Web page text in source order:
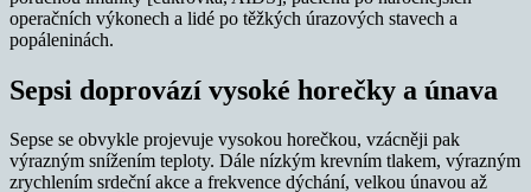
operačních výkonech a lidé po těžkých úrazových stavech a
popáleninách.
Sepsi doprovází vysoké horečky a únava
Sepse se obvykle projevuje vysokou horečkou, vzácněji pak
výrazným snížením teploty. Dále nízkým krevním tlakem, výrazným
zrychlením srdeční akce a frekvence dýchání, velkou únavou až